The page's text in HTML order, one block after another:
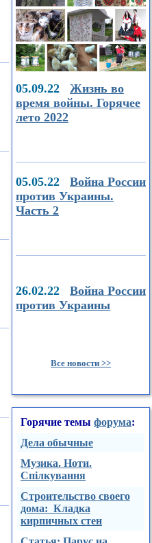
05.09.22 Жизнь во
время войны. Горячее
лето 2022
05.05.22 Война России
против Украины.
Часть 2
26.02.22 Война России
против Украины
Все новости >>
Горячие темы форума:
Дела обычные
Музика. Ноти.
Спілкування
Строительство своего
дома: Кладка
кирпичных стен